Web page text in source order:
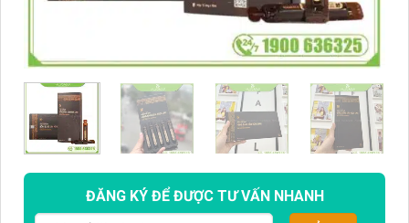
ĐĂNG KÝ ĐỂ ĐƯỢC TƯ VẤN NHANH